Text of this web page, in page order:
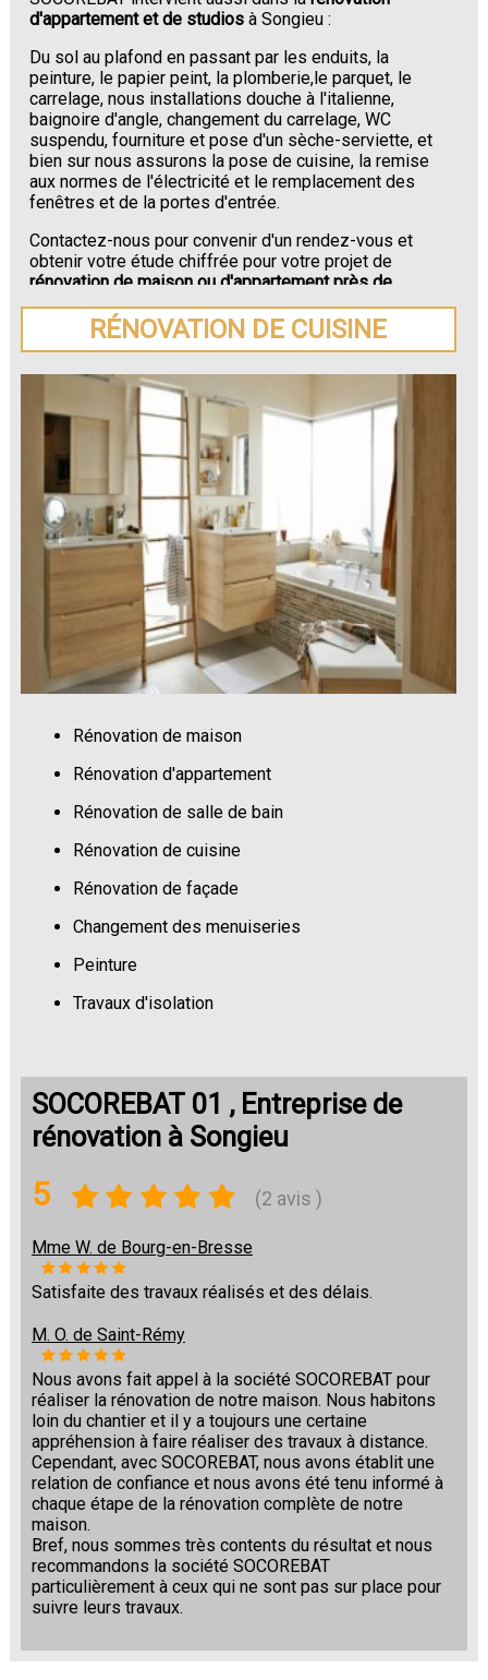
d'appartement et de studios à Songieu :
Du sol au plafond en passant par les enduits, la
peinture, le papier peint, la plomberie,le parquet, le
carrelage, nous installations douche à l'italienne,
baignoire d'angle, changement du carrelage, WC
suspendu, fourniture et pose d'un sèche-serviette, et
bien sur nous assurons la pose de cuisine, la remise
aux normes de l'électricité et le remplacement des
fenêtres et de la portes d'entrée.
Contactez-nous pour convenir d'un rendez-vous et
obtenir votre étude chiffrée pour votre projet de
rénovation de maison ou d'appartement près de
Songieu.
RÉNOVATION DE CUISINE
Rénovation de maison
Rénovation d'appartement
Rénovation de salle de bain
Rénovation de cuisine
Rénovation de façade
Changement des menuiseries
Peinture
Travaux d'isolation
SOCOREBAT 01 , Entreprise de
rénovation à Songieu
5 (2 avis )
Mme W. de Bourg-en-Bresse
Satisfaite des travaux réalisés et des délais.
M. O. de Saint-Rémy
Nous avons fait appel à la société SOCOREBAT pour
réaliser la rénovation de notre maison. Nous habitons
loin du chantier et il y a toujours une certaine
appréhension à faire réaliser des travaux à distance.
Cependant, avec SOCOREBAT, nous avons établit une
relation de confiance et nous avons été tenu informé à
chaque étape de la rénovation complète de notre
maison.
Bref, nous sommes très contents du résultat et nous
recommandons la société SOCOREBAT
particulièrement à ceux qui ne sont pas sur place pour
suivre leurs travaux.